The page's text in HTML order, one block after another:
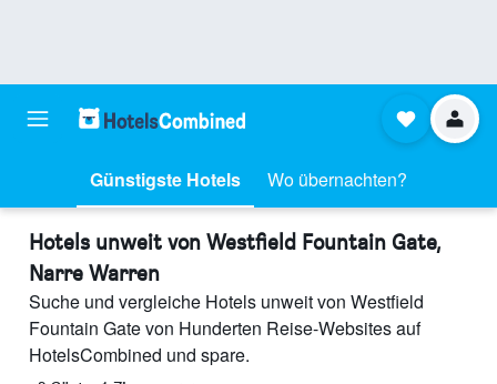
Günstigste Hotels Wo übernachten?
Hotels unweit von Westfield Fountain Gate,
Narre Warren
Suche und vergleiche Hotels unweit von Westfield
Fountain Gate von Hunderten Reise-Websites auf
HotelsCombined und spare.